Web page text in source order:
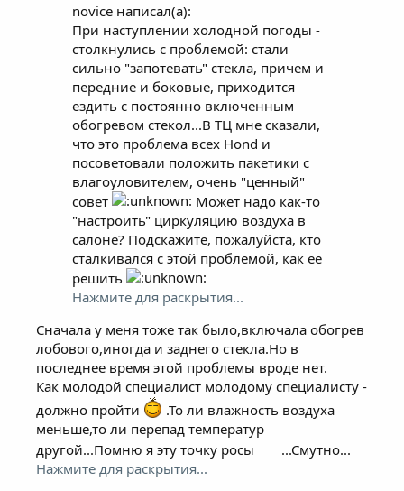
novice написал(а):
При наступлении холодной погоды -
столкнулись с проблемой: стали
сильно "запотевать" стекла, причем и
передние и боковые, приходится
ездить с постоянно включенным
обогревом стекол...В ТЦ мне сказали,
что это проблема всех Hond и
посоветовали положить пакетики с
влагоуловителем, очень "ценный"
совет
Может надо как-то
"настроить" циркуляцию воздуха в
салоне? Подскажите, пожалуйста, кто
сталкивался с этой проблемой, как ее
решить
Нажмите для раскрытия...
Сначала у меня тоже так было,включала обогрев
лобового,иногда и заднего стекла.Но в
последнее время этой проблемы вроде нет.
Как молодой специалист молодому специалисту -
должно пройти
.То ли влажность воздуха
меньше,то ли перепад температур
другой...Помню я эту точку росы
...Смутно...
Нажмите для раскрытия...